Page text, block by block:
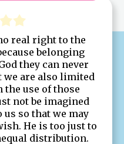
real right to the
belonging
they can never
we are also limited
the use of those
not be imagined
us so that we may
He is too just to
distribution.